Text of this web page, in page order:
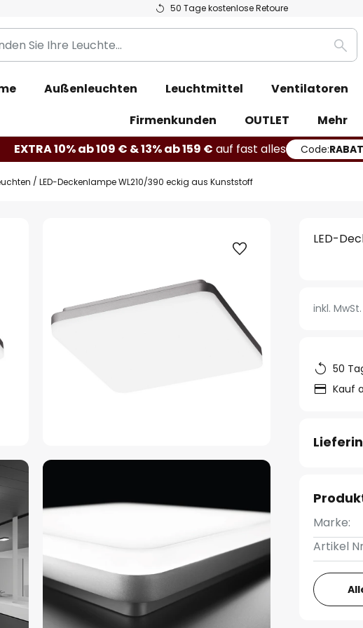
50 Tage kostenlose Retoure
Außenleuchten Leuchtmittel Ventilatoren
Firmenkunden
OUTLET
Mehr
EXTRA 10% ab 109 € & 13% ab 159 € auf fast alles Code:
LED-Deckenlampe WL210/390 eckig aus Kunststoff
LED-
inkl. MwSt.
50
Kauf
Marke:
Artikel